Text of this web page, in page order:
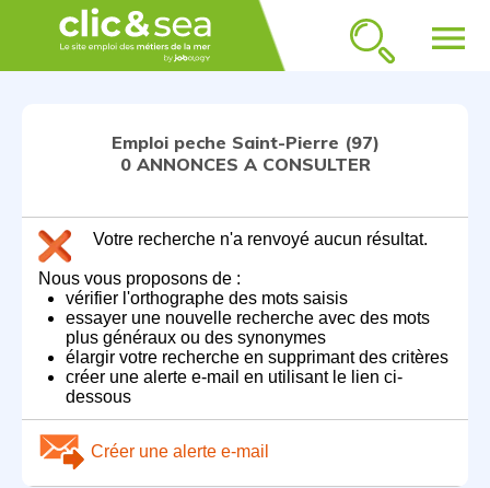
menu
Emploi peche Saint-Pierre (97)
0 ANNONCES A CONSULTER
Votre recherche n'a renvoyé aucun résultat.
Nous vous proposons de :
vérifier l'orthographe des mots saisis
essayer une nouvelle recherche avec des mots
plus généraux ou des synonymes
élargir votre recherche en supprimant des critères
créer une alerte e-mail en utilisant le lien ci-
dessous
Créer une alerte e-mail